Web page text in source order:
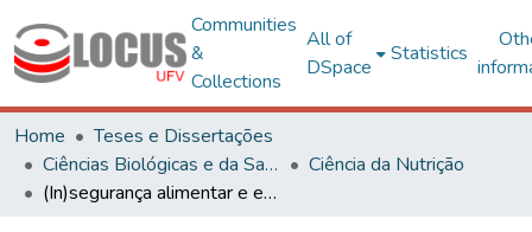
Communities
&
Collections
All of
DSpace
Statistics
Home
Teses e Dissertações
Ciências Biológicas e da Saúde
Ciência da Nutrição
(In)segurança alimentar e estado nutricional entre beneficiários do Programa Bolsa Família, no município de Viçosa, MG